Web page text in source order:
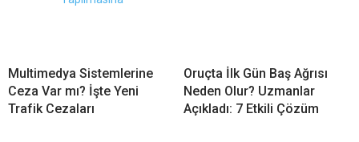
Multimedya Sistemlerine
Ceza Var mı? İşte Yeni
Trafik Cezaları
Oruçta İlk Gün Baş Ağrısı
Neden Olur? Uzmanlar
Açıkladı: 7 Etkili Çözüm